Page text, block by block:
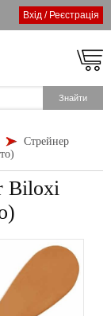
Вхід / Реєстрація
Стрейнер
Biloxi